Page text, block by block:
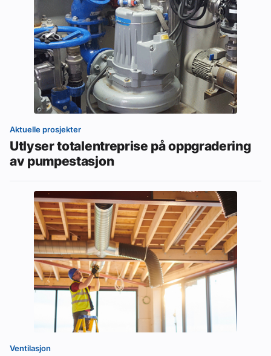
Aktuelle prosjekter
Utlyser totalentreprise på oppgradering
av pumpestasjon
Ventilasjon